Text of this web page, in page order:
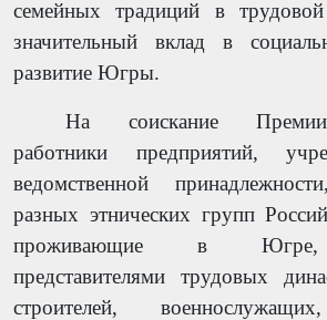
семейных традиций в
значительный вклад в
развитие Югры.
На соискание
работники предприятий,
ведомственной
разных этнических групп
проживающие в Югре,
представителями трудовых
строителей,